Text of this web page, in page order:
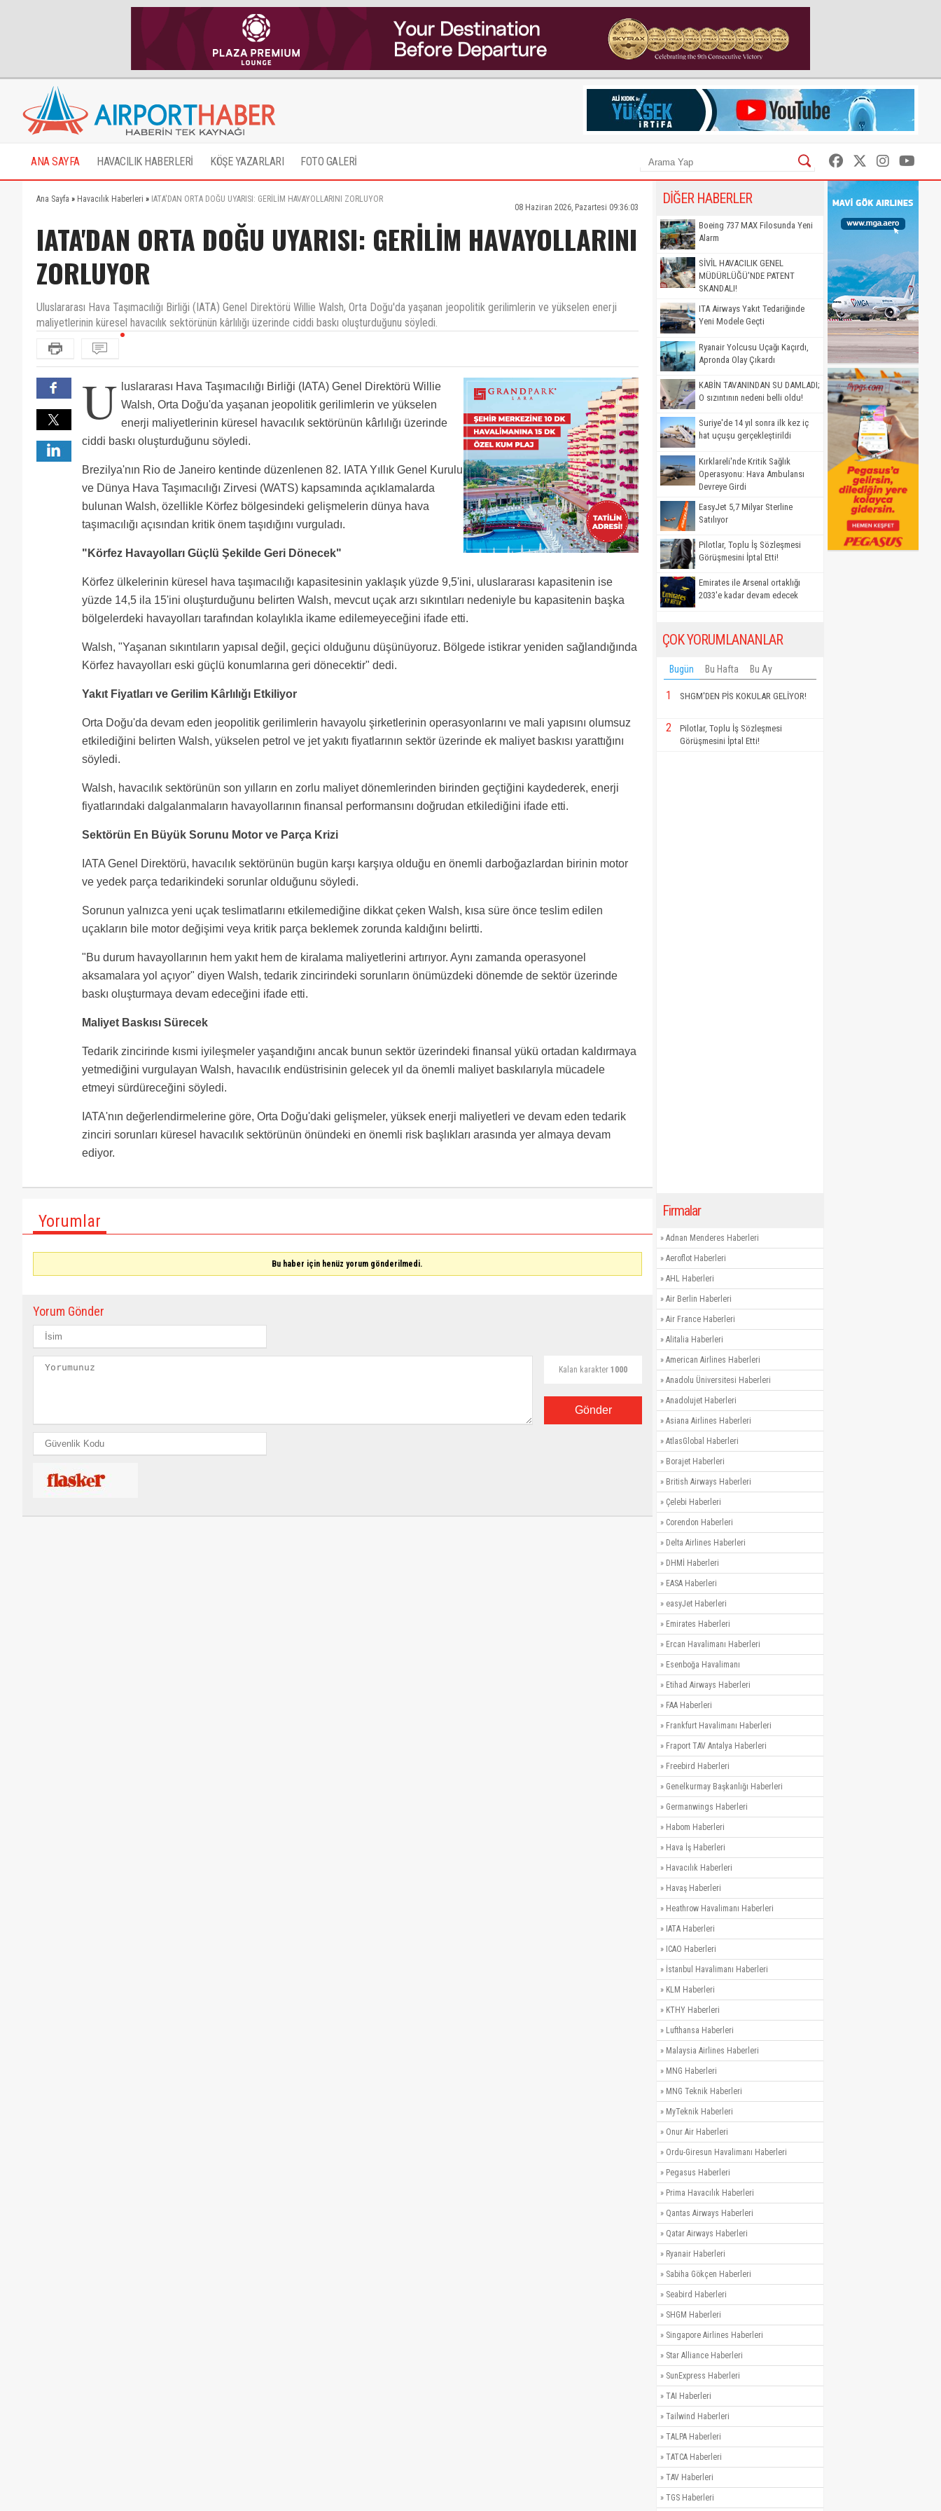
ANA SAYFA HAVACILIK HABERLERİ KÖŞE YAZARLARI FOTO GALERİ
Ana Sayfa » Havacılık Haberleri » IATA'DAN ORTA DOĞU UYARISI: GERİLİM HAVAYOLLARINI ZORLUYOR
08 Haziran 2026, Pazartesi 09:36:03
IATA'DAN ORTA DOĞU UYARISI: GERİLİM HAVAYOLLARINI
ZORLUYOR
Uluslararası Hava Taşımacılığı Birliği (IATA) Genel Direktörü Willie Walsh, Orta Doğu'da yaşanan jeopolitik gerilimlerin ve yükselen enerji
maliyetlerinin küresel havacılık sektörünün kârlılığı üzerinde ciddi baskı oluşturduğunu söyledi.
U
luslararası Hava Taşımacılığı Birliği (IATA) Genel Direktörü Willie
Walsh, Orta Doğu'da yaşanan jeopolitik gerilimlerin ve yükselen
enerji maliyetlerinin küresel havacılık sektörünün kârlılığı üzerinde
ciddi baskı oluşturduğunu söyledi.
Brezilya'nın Rio de Janeiro kentinde düzenlenen 82. IATA Yıllık Genel Kurulu
ve Dünya Hava Taşımacılığı Zirvesi (WATS) kapsamında açıklamalarda
bulunan Walsh, özellikle Körfez bölgesindeki gelişmelerin dünya hava
taşımacılığı açısından kritik önem taşıdığını vurguladı.
"Körfez Havayolları Güçlü Şekilde Geri Dönecek"
Körfez ülkelerinin küresel hava taşımacılığı kapasitesinin yaklaşık yüzde 9,5'ini, uluslararası kapasitenin ise
yüzde 14,5 ila 15'ini oluşturduğunu belirten Walsh, mevcut uçak arzı sıkıntıları nedeniyle bu kapasitenin başka
bölgelerdeki havayolları tarafından kolaylıkla ikame edilemeyeceğini ifade etti.
Walsh, "Yaşanan sıkıntıların yapısal değil, geçici olduğunu düşünüyoruz. Bölgede istikrar yeniden sağlandığında
Körfez havayolları eski güçlü konumlarına geri dönecektir" dedi.
Yakıt Fiyatları ve Gerilim Kârlılığı Etkiliyor
Orta Doğu'da devam eden jeopolitik gerilimlerin havayolu şirketlerinin operasyonlarını ve mali yapısını olumsuz
etkilediğini belirten Walsh, yükselen petrol ve jet yakıtı fiyatlarının sektör üzerinde ek maliyet baskısı yarattığını
söyledi.
Walsh, havacılık sektörünün son yılların en zorlu maliyet dönemlerinden birinden geçtiğini kaydederek, enerji
fiyatlarındaki dalgalanmaların havayollarının finansal performansını doğrudan etkilediğini ifade etti.
Sektörün En Büyük Sorunu Motor ve Parça Krizi
IATA Genel Direktörü, havacılık sektörünün bugün karşı karşıya olduğu en önemli darboğazlardan birinin motor
ve yedek parça tedarikindeki sorunlar olduğunu söyledi.
Sorunun yalnızca yeni uçak teslimatlarını etkilemediğine dikkat çeken Walsh, kısa süre önce teslim edilen
uçakların bile motor değişimi veya kritik parça beklemek zorunda kaldığını belirtti.
"Bu durum havayollarının hem yakıt hem de kiralama maliyetlerini artırıyor. Aynı zamanda operasyonel
aksamalara yol açıyor" diyen Walsh, tedarik zincirindeki sorunların önümüzdeki dönemde de sektör üzerinde
baskı oluşturmaya devam edeceğini ifade etti.
Maliyet Baskısı Sürecek
Tedarik zincirinde kısmi iyileşmeler yaşandığını ancak bunun sektör üzerindeki finansal yükü ortadan kaldırmaya
yetmediğini vurgulayan Walsh, havacılık endüstrisinin gelecek yıl da önemli maliyet baskılarıyla mücadele
etmeyi sürdüreceğini söyledi.
IATA'nın değerlendirmelerine göre, Orta Doğu'daki gelişmeler, yüksek enerji maliyetleri ve devam eden tedarik
zinciri sorunları küresel havacılık sektörünün önündeki en önemli risk başlıkları arasında yer almaya devam
ediyor.
Yorumlar
Bu haber için henüz yorum gönderilmedi.
Yorum Gönder
Kalan karakter 1000
Gönder
DİĞER HABERLER
Boeing 737 MAX Filosunda Yeni
Alarm
SİVİL HAVACILIK GENEL
MÜDÜRLÜĞÜ'NDE PATENT
SKANDALI!
ITA Airways Yakıt Tedariğinde
Yeni Modele Geçti
Ryanair Yolcusu Uçağı Kaçırdı,
Apronda Olay Çıkardı
KABİN TAVANINDAN SU DAMLADI;
O sızıntının nedeni belli oldu!
Suriye'de 14 yıl sonra ilk kez iç
hat uçuşu gerçekleştirildi
Kırklareli'nde Kritik Sağlık
Operasyonu: Hava Ambulansı
Devreye Girdi
EasyJet 5,7 Milyar Sterline
Satılıyor
Pilotlar, Toplu İş Sözleşmesi
Görüşmesini İptal Etti!
Emirates ile Arsenal ortaklığı
2033'e kadar devam edecek
ÇOK YORUMLANANLAR
Bugün Bu Hafta Bu Ay
1 SHGM'DEN PİS KOKULAR GELİYOR!
2
Pilotlar, Toplu İş Sözleşmesi
Görüşmesini İptal Etti!
Firmalar
» Adnan Menderes Haberleri
» Aeroflot Haberleri
» AHL Haberleri
» Air Berlin Haberleri
» Air France Haberleri
» Alitalia Haberleri
» American Airlines Haberleri
» Anadolu Üniversitesi Haberleri
» Anadolujet Haberleri
» Asiana Airlines Haberleri
» AtlasGlobal Haberleri
» Borajet Haberleri
» British Airways Haberleri
» Çelebi Haberleri
» Corendon Haberleri
» Delta Airlines Haberleri
» DHMİ Haberleri
» EASA Haberleri
» easyJet Haberleri
» Emirates Haberleri
» Ercan Havalimanı Haberleri
» Esenboğa Havalimanı
» Etihad Airways Haberleri
» FAA Haberleri
» Frankfurt Havalimanı Haberleri
» Fraport TAV Antalya Haberleri
» Freebird Haberleri
» Genelkurmay Başkanlığı Haberleri
» Germanwings Haberleri
» Habom Haberleri
» Hava İş Haberleri
» Havacılık Haberleri
» Havaş Haberleri
» Heathrow Havalimanı Haberleri
» IATA Haberleri
» ICAO Haberleri
» İstanbul Havalimanı Haberleri
» KLM Haberleri
» KTHY Haberleri
» Lufthansa Haberleri
» Malaysia Airlines Haberleri
» MNG Haberleri
» MNG Teknik Haberleri
» MyTeknik Haberleri
» Onur Air Haberleri
» Ordu-Giresun Havalimanı Haberleri
» Pegasus Haberleri
» Prima Havacılık Haberleri
» Qantas Airways Haberleri
» Qatar Airways Haberleri
» Ryanair Haberleri
» Sabiha Gökçen Haberleri
» Seabird Haberleri
» SHGM Haberleri
» Singapore Airlines Haberleri
» Star Alliance Haberleri
» SunExpress Haberleri
» TAI Haberleri
» Tailwind Haberleri
» TALPA Haberleri
» TATCA Haberleri
» TAV Haberleri
» TGS Haberleri